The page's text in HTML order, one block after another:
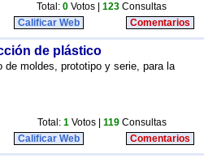
Total: 0 Votos | 123 Consultas
Calificar Web Comentarios
de plástico
moldes, prototipo y serie, para la
Total: 1Votos | 119Consultas
Calificar Web Comentarios